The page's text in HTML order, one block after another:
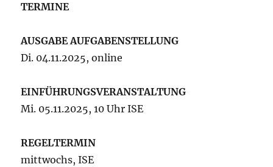
TERMINE
AUSGABE AUFGABENSTELLUNG
Di. 04.11.2025, online
EINFÜHRUNGSVERANSTALTUNG
Mi. 05.11.2025, 10 Uhr ISE
REGELTERMIN
mittwochs, ISE